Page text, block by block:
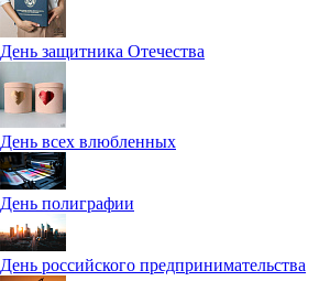
День защитника Отечества
День всех влюбленных
День полиграфии
День российского предпринимательства